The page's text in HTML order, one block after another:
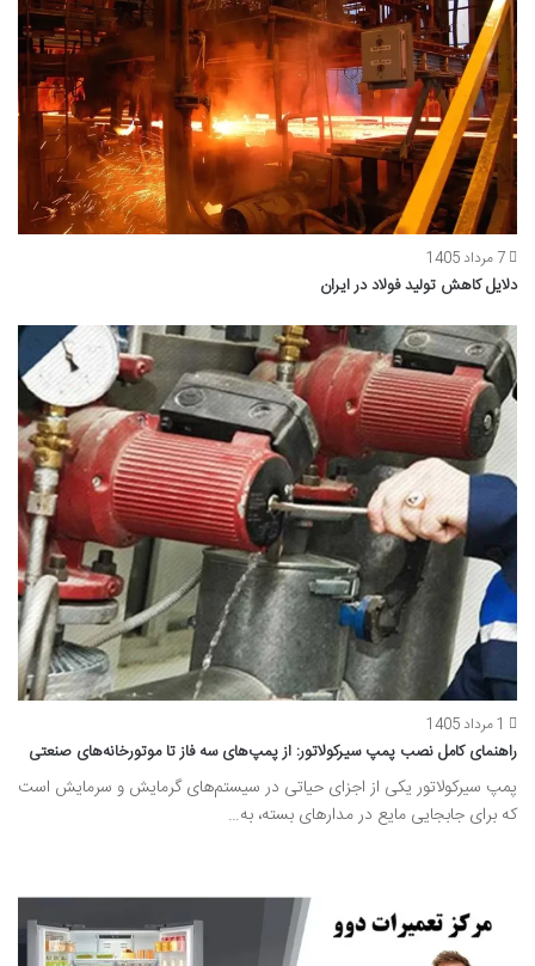
7 مرداد 1405
دلایل کاهش تولید فولاد در ایران
1 مرداد 1405
راهنمای کامل نصب پمپ سیرکولاتور: از پمپ‌های سه فاز تا موتورخانه‌های صنعتی
پمپ سیرکولاتور یکی از اجزای حیاتی در سیستم‌های گرمایش و سرمایش است
که برای جابجایی مایع در مدارهای بسته، به…